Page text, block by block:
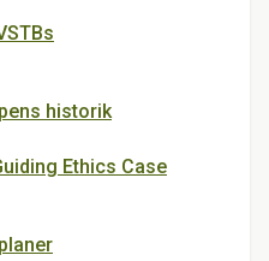
historik
Ethics Case